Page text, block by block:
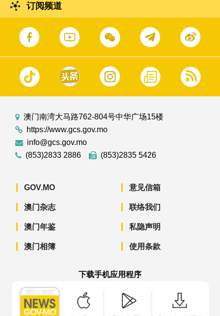
订阅频道
澳门南湾大马路762-804号中华广场15楼
https://www.gcs.gov.mo
info@gcs.gov.mo
(853)2833 2886
(853)2835 5426
GOV.MO
澳门杂志
澳门年鉴
澳门相簿
意见信箱
联络我们
私隐声明
使用条款
下载手机应用程序